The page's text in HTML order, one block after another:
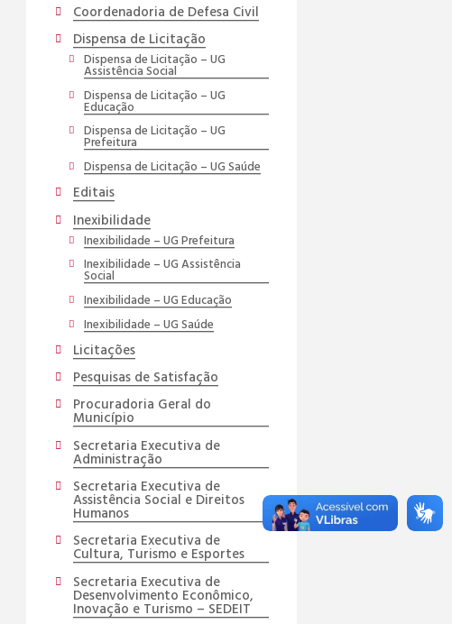
Coordenadoria de Defesa Civil
Dispensa de Licitação
Dispensa de Licitação – UG
Assistência Social
Dispensa de Licitação – UG
Educação
Dispensa de Licitação – UG
Prefeitura
Dispensa de Licitação – UG Saúde
Editais
Inexibilidade
Inexibilidade – UG Prefeitura
Inexibilidade – UG Assistência
Social
Inexibilidade – UG Educação
Inexibilidade – UG Saúde
Licitações
Pesquisas de Satisfação
Procuradoria Geral do
Município
Secretaria Executiva de
Administração
Secretaria Executiva de
Assistência Social e Direitos
Humanos
Secretaria Executiva de
Cultura, Turismo e Esportes
Secretaria Executiva de
Desenvolvimento Econômico,
Inovação e Turismo – SEDEIT